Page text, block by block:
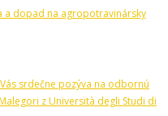
dopad na agropotravinársky
srdečne pozýva na odbornú
z Università degli Studi di